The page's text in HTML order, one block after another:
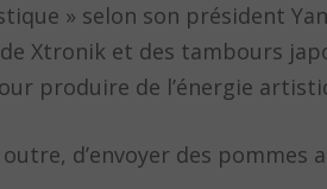
» selon son président
Xtronik et des tambours
produire de l’énergie
d’envoyer des pommes